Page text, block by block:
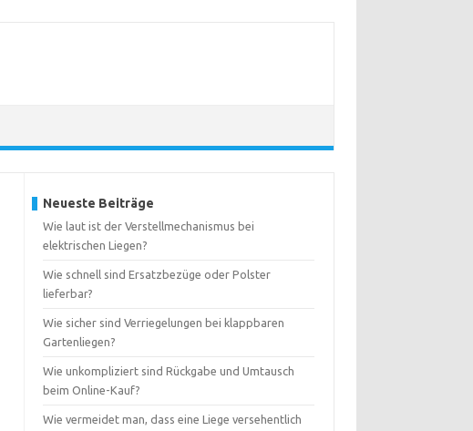
Neueste Beiträge
Wie laut ist der Verstellmechanismus bei
elektrischen Liegen?
Wie schnell sind Ersatzbezüge oder Polster
lieferbar?
Wie sicher sind Verriegelungen bei klappbaren
Gartenliegen?
Wie unkompliziert sind Rückgabe und Umtausch
beim Online-Kauf?
Wie vermeidet man, dass eine Liege versehentlich